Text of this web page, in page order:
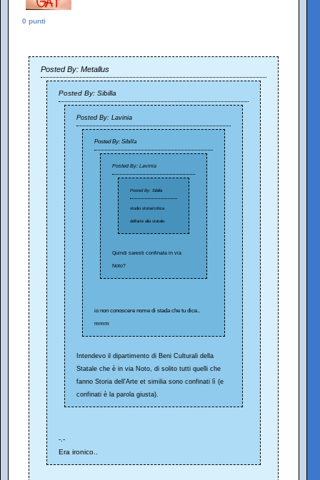
0 punti
Posted By: Metallus
Posted By: Sibilla
Posted By: Lavinia
Posted By: Sibilla
Posted By: Lavinia
Posted By: Sibilla
studio storia/critica
dell'arte alla statale.
Quindi saresti confinata in via
Noto?
io non conoscere nome di stada che tu dice..
mmm
Intendevo il dipartimento di Beni Culturali della
Statale che è in via Noto, di solito tutti quelli che
fanno Storia dell'Arte et similia sono confinati lì (e
confinati è la parola giusta).
-.-
Era ironico..